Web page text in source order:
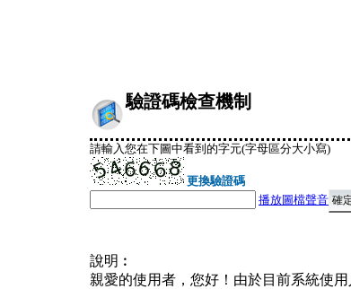
驗證碼檢查機制
請輸入您在下圖中看到的字元(字母區分大小寫)
更換驗證碼
播放圖檔聲音
說明︰
親愛的使用者，您好！由於目前系統使